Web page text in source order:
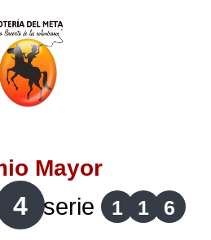
Mayor
4 serie 1 1 6